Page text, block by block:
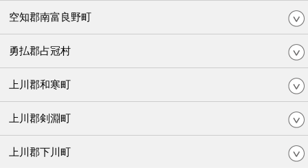
空知郡南富良野町
勇払郡占冠村
上川郡和寒町
上川郡剣淵町
上川郡下川町